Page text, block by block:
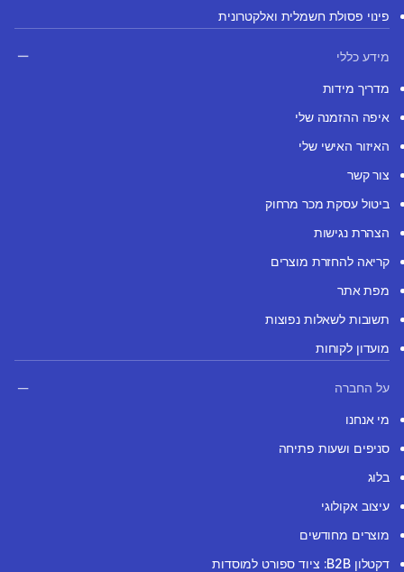
פינוי פסולת חשמלית ואלקטרונית
מידע כללי
מדריך מידות
איפה ההזמנה שלי
האיזור האישי שלי
צור קשר
ביטול עסקת מכר מרחוק
הצהרת נגישות
קריאה להחזרת מוצרים
מפת אתר
תשובות לשאלות נפוצות
מועדון לקוחות
על החברה
מי אנחנו
סניפים ושעות פתיחה
בלוג
עיצוב אקולוגי
מוצרים מחודשים
דקטלון B2B: ציוד ספורט למוסדות